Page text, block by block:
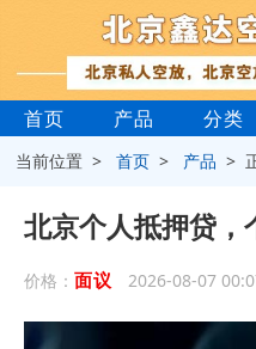
首页 产品 分类
当前位置 >首页 > 产品 >
北京个人抵押贷，
价格： 面议 2026-08-07